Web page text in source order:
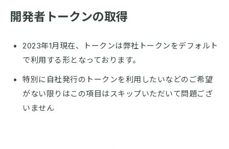
開発者トークンの取得
2023年1月現在、トークンは弊社トークンをデフォルト
で利用する形となっております。
特別に自社発行のトークンを利用したいなどのご希望
がない限りはこの項目はスキップいただいて問題ござ
いません